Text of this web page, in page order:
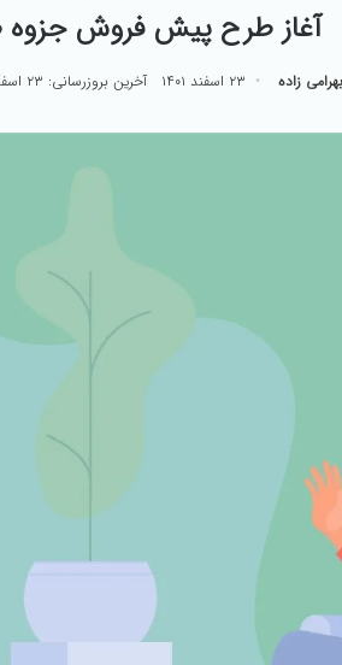
آغاز طرح پیش فروش جزوه
زاده ۲۳ اسفند ۱۴۰۱ آخرین بروزرسانی: ۲۳ اسفند ۱۴۰۱